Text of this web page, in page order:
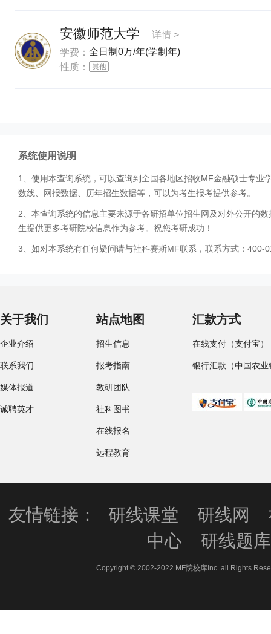
安徽师范大学
详情 >
学费： 全日制0万/年(学制年)
性质：
系统使用说明
1、使用本查询系统，可以查询到全国各地区招收MF金融硕士专
数线、网报数据、历年招生数据等，可以为考生报考提供参考。
2、本查询系统的信息主要来源于各研招单位招生网及对外公开的
生提供更多考研院校信息作为参考。祝您考研成功！
3、如对本系统有任何疑问请与社科赛斯MF联系，联系方式：400-
关于我们
企业介绍
联系我们
媒体报道
诚聘英才
站点地图
招生信息
报考指南
教研团队
社科图书
在线报名
远程教育
汇款方式
在线支付（支付宝）
银行汇款（中国农业
友情链接： 研线课堂 研线网
中心
研线题库
Copyright © 2002-2022 MF院校库Inc. all Rights